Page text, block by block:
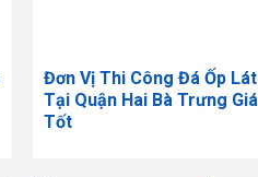
Đơn Vị Thi Công Đá Ốp Lát
Tại Quận Hai Bà Trưng Giá
Tốt